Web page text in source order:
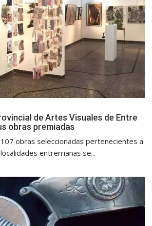
de Artes Visuales de Entre
obras premiadas
obras seleccionadas pertenecientes a
entrerrianas se...